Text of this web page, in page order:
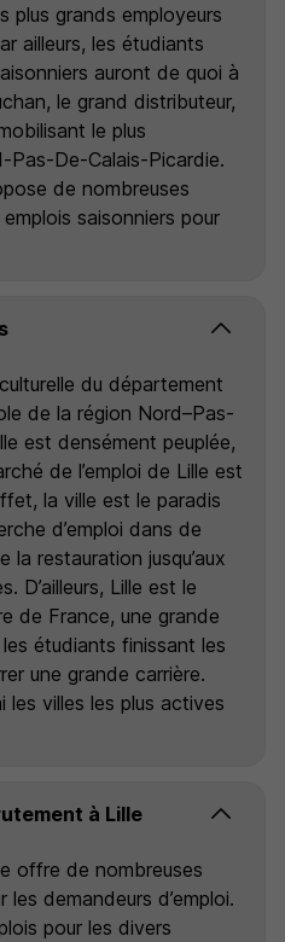
grands employeurs
ailleurs, les étudiants
auront de quoi à
le grand distributeur,
le plus
Pas-De-Calais-Picardie.
de nombreuses
saisonniers pour
du département
de la région Nord–Pas-
est densément peuplée,
de l’emploi de Lille est
la ville est le paradis
d’emploi dans de
la restauration jusqu’aux
D’ailleurs, Lille est le
de France, une grande
étudiants finissant les
une grande carrière.
les villes les plus actives
à Lille
offre de nombreuses
demandeurs d’emploi.
pour les divers